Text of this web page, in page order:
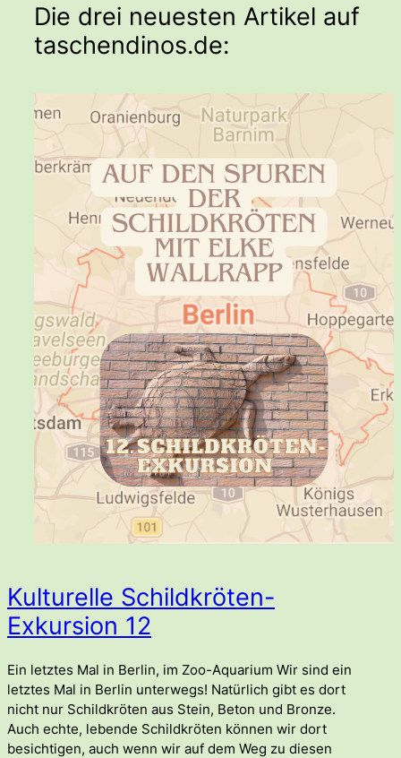
Die drei neuesten Artikel auf
taschendinos.de:
Kulturelle Schildkröten-
Exkursion 12
Ein letztes Mal in Berlin, im Zoo-Aquarium Wir sind ein
letztes Mal in Berlin unterwegs! Natürlich gibt es dort
nicht nur Schildkröten aus Stein, Beton und Bronze.
Auch echte, lebende Schildkröten können wir dort
besichtigen, auch wenn wir auf dem Weg zu diesen